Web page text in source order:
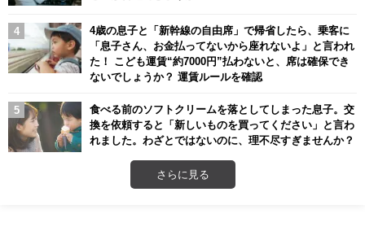
4歳の息子と「新幹線の自由席」で帰省したら、乗客に
「息子さん、お金払ってないから座れないよ」と言われ
た！ こども運賃“約7000円”払わないと、席は確保でき
ないでしょうか？ 運賃ルールを確認
食べる前のソフトクリームを落としてしまった息子。交
換を依頼すると「新しいものを買ってください」と言わ
れました。わざとではないのに、理不尽すぎませんか？
さらに見る